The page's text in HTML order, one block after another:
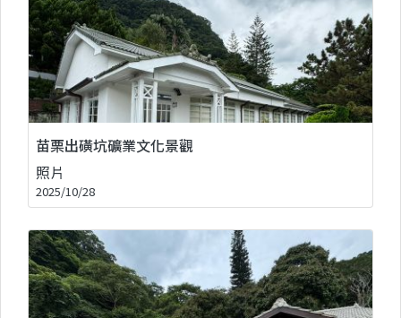
苗栗出磺坑礦業文化景觀
照片
2025/10/28